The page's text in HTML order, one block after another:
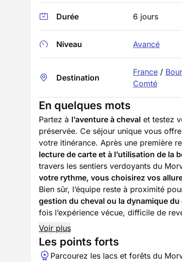
Durée 6 jours
Niveau Avancé
Destination
France /
Comté
En quelques mots
Partez à l’aventure à cheval et testez
préservée. Ce séjour unique vous
votre itinérance. Après une première
lecture de carte et à l’utilisation de la
travers les sentiers verdoyants du
votre rythme, vous choisirez vos
Bien sûr, l’équipe reste à proximité
gestion du cheval ou la dynamique du
fois l’expérience vécue, difficile de
Voir plus
Les points forts
Parcourez les lacs et forêts du